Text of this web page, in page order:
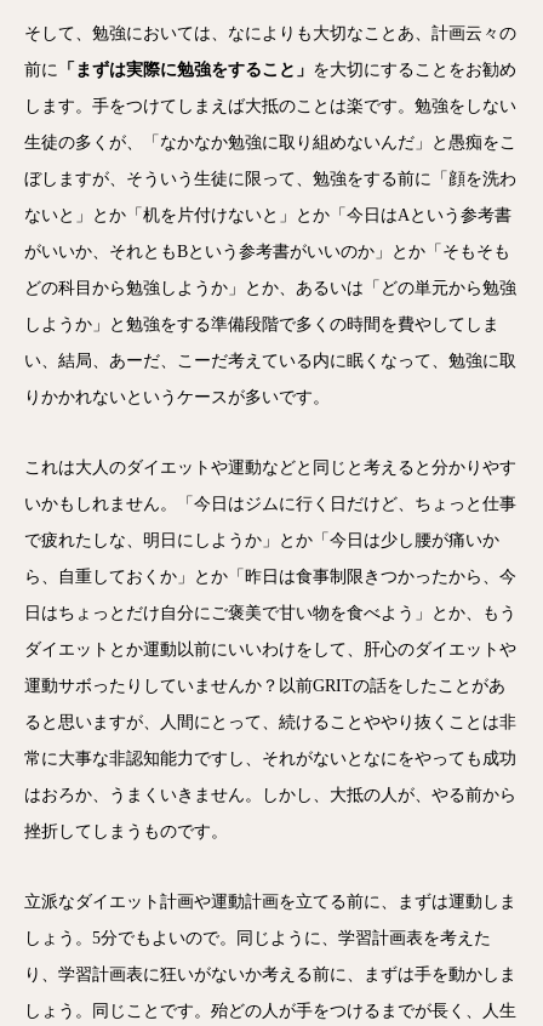
そして、勉強においては、なによりも大切なことあ、計画云々の
前に 「まずは実際に勉強をすること」 を大切にすることをお勧め
します。手をつけてしまえば大抵のことは楽です。勉強をしない
生徒の多くが、「なかなか勉強に取り組めないんだ」と愚痴をこ
ぼしますが、そういう生徒に限って、勉強をする前に「顔を洗わ
ないと」とか「机を片付けないと」とか「今日はAという参考書
がいいか、それともBという参考書がいいのか」とか「そもそも
どの科目から勉強しようか」とか、あるいは「どの単元から勉強
しようか」と勉強をする準備段階で多くの時間を費やしてしま
い、結局、あーだ、こーだ考えている内に眠くなって、勉強に取
りかかれないというケースが多いです。
これは大人のダイエットや運動などと同じと考えると分かりやす
いかもしれません。「今日はジムに行く日だけど、ちょっと仕事
で疲れたしな、明日にしようか」とか「今日は少し腰が痛いか
ら、自重しておくか」とか「昨日は食事制限きつかったから、今
日はちょっとだけ自分にご褒美で甘い物を食べよう」とか、もう
ダイエットとか運動以前にいいわけをして、肝心のダイエットや
運動サボったりしていませんか？以前GRITの話をしたことがあ
ると思いますが、人間にとって、続けることややり抜くことは非
常に大事な非認知能力ですし、それがないとなにをやっても成功
はおろか、うまくいきません。しかし、大抵の人が、やる前から
挫折してしまうものです。
立派なダイエット計画や運動計画を立てる前に、まずは運動しま
しょう。5分でもよいので。同じように、学習計画表を考えた
り、学習計画表に狂いがないか考える前に、まずは手を動かしま
しょう。同じことです。殆どの人が手をつけるまでが長く、人生